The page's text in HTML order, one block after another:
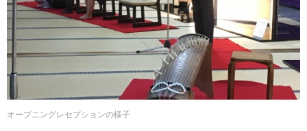
オープニングレセプションの様子